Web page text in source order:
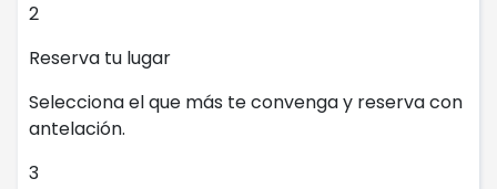
2
Reserva tu lugar
Selecciona el que más te convenga y reserva con
antelación.
3